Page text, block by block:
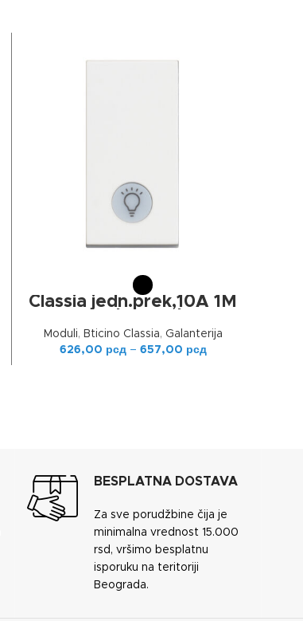
ОДАБЕРИТЕ ОПЦИЈЕ
Classia jedn.prek,10A 1M
Moduli, Bticino Classia, Galanterija
626,00 рсд – 657,00 рсд
BESPLATNA DOSTAVA
Za sve porudžbine čija je
minimalna vrednost 15.000
rsd, vršimo besplatnu
isporuku na teritoriji
Beograda.